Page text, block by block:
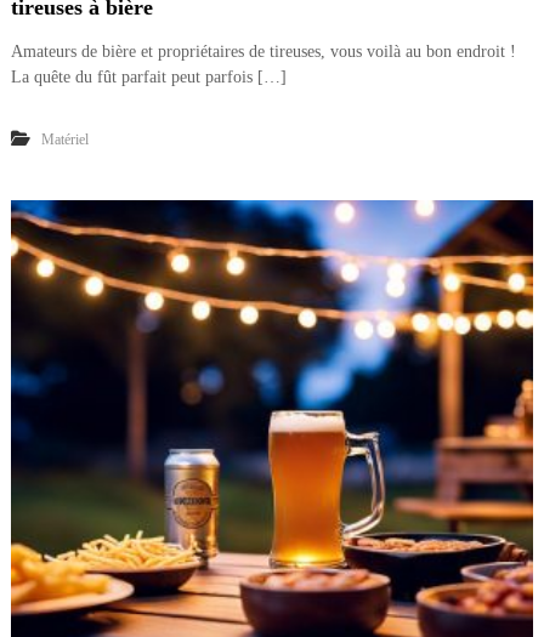
tireuses à bière
Amateurs de bière et propriétaires de tireuses, vous voilà au bon endroit !
La quête du fût parfait peut parfois […]
Matériel